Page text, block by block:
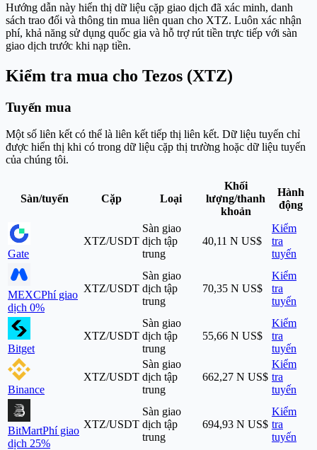
Hướng dẫn này hiển thị dữ liệu cặp giao dịch đã xác minh, danh
sách trao đổi và thông tin mua liên quan cho XTZ. Luôn xác nhận
phí, khả năng sử dụng quốc gia và hỗ trợ rút tiền trực tiếp với sàn
giao dịch trước khi nạp tiền.
Kiểm tra mua cho Tezos (XTZ)
Tuyến mua
Một số liên kết có thể là liên kết tiếp thị liên kết. Dữ liệu tuyến chỉ
được hiển thị khi có trong dữ liệu cặp thị trường hoặc dữ liệu tuyến
của chúng tôi.
Sàn/tuyến Cặp Loại
Khối
lượng/thanh
khoản
Hành
động
Gate
XTZ/USDT
Sàn giao
dịch tập
trung
40,11 N US$
Kiểm
tra
tuyến
MEXCPhí giao
dịch 0%
XTZ/USDT
Sàn giao
dịch tập
trung
70,35 N US$
Kiểm
tra
tuyến
Bitget
XTZ/USDT
Sàn giao
dịch tập
trung
55,66 N US$
Kiểm
tra
tuyến
Binance
XTZ/USDT
Sàn giao
dịch tập
trung
662,27 N US$
Kiểm
tra
tuyến
BitMartPhí giao
dịch 25%
XTZ/USDT
Sàn giao
dịch tập
trung
694,93 N US$
Kiểm
tra
tuyến